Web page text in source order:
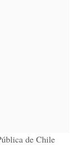
de Chile